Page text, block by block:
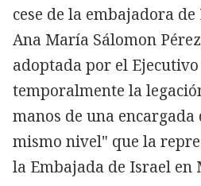
cese de la embajadora
Ana María Sálomon
adoptada por el
temporalmente la
manos de una encargada
mismo nivel" que la
la Embajada de Israel en